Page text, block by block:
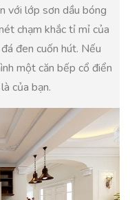
với lớp sơn dầu bóng
chạm khắc tỉ mỉ của
đen cuốn hút. Nếu
một căn bếp cổ điển
của bạn.